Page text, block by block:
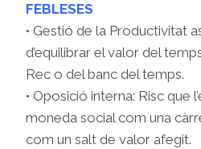
FEBLESES
• Gestió de la Productivitat
d’equilibrar el valor del
Rec o del banc del temps.
• Oposició interna: Risc que
moneda social com una
com un salt de valor afegit.